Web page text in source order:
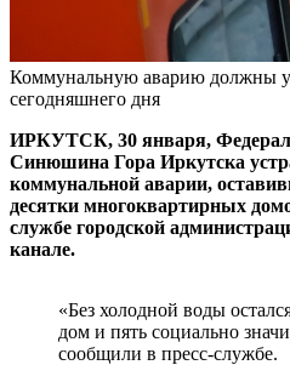
Коммунальную аварию должны
сегодняшнего дня
ИРКУТСК, 30 января,
Синюшина Гора Иркутска
коммунальной аварии,
десятки многоквартирных
службе городской
канале.
«Без холодной воды
дом и пять социально
сообщили в пресс-службе.